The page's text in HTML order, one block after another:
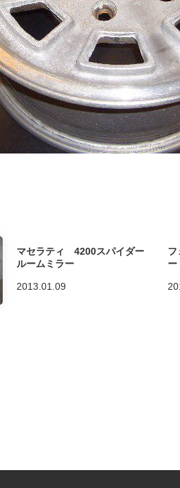
マセラティ 4200スパイダー
ルームミラー
2013.01.09
ー